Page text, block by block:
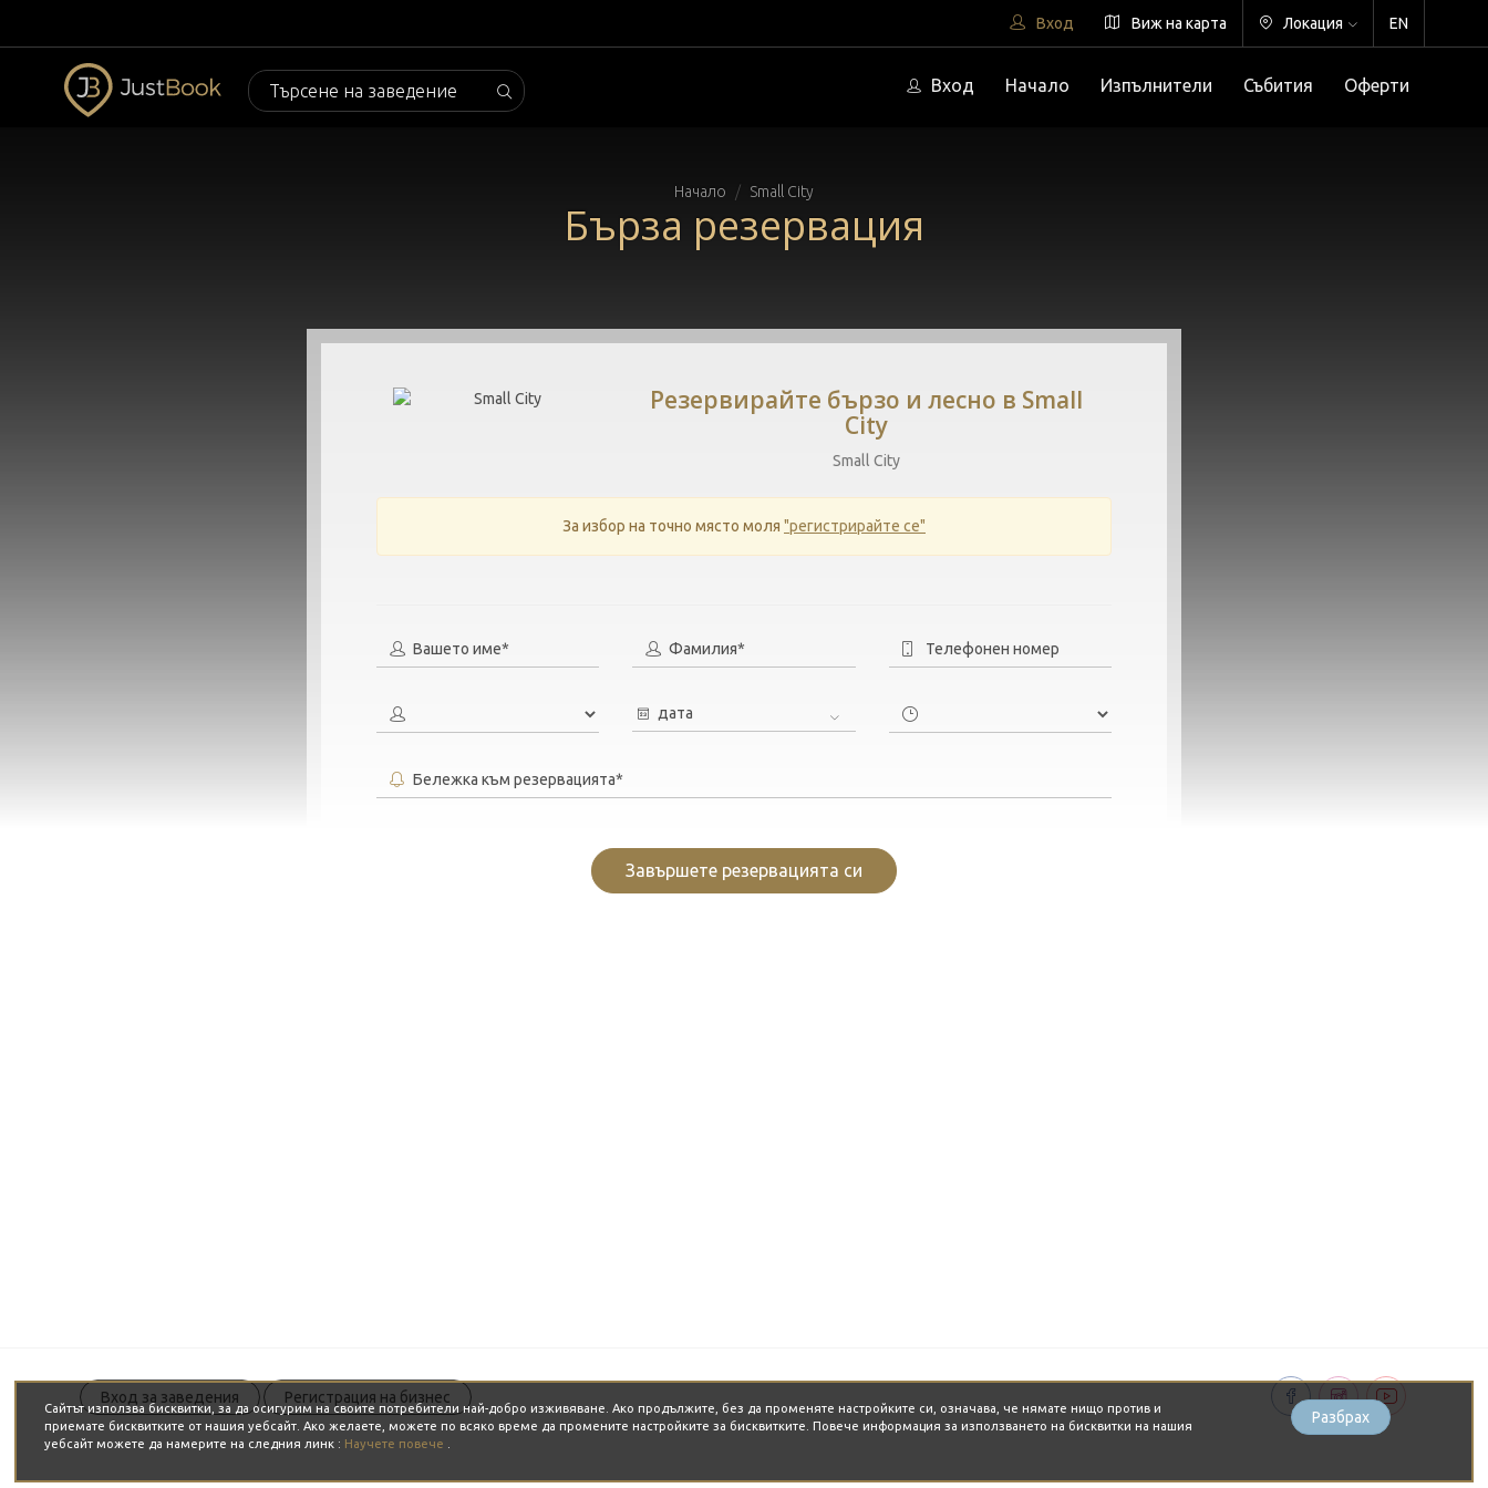
Вход Виж на карта Локация EN
Вход Начало Изпълнители Събития Оферти
Начало Small City
Бърза резервация
Резервирайте бързо и лесно в Small
City
Small City
За избор на точно място моля "регистрирайте се"
Вашето име* Фамилия* Телефонен номер
дата
Бележка към резервацията*
Завършете резервацията си
Вход за заведения Регистрация на бизнес
Сайтът използва бисквитки, за да осигурим на своите потребители най-добро изживяване. Ако продължите, без да променяте настройките си, означава, че нямате нищо против и
приемате бисквитките от нашия уебсайт. Ако желаете, можете по всяко време да промените настройките за бисквитките. Повече информация за използването на бисквитки на нашия
уебсайт можете да намерите на следния линк : Научете повече
Разбрах